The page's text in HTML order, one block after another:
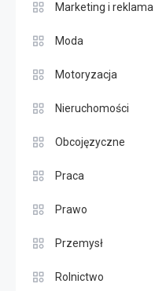
Marketing i reklama
Moda
Motoryzacja
Nieruchomości
Obcojęzyczne
Praca
Prawo
Przemysł
Rolnictwo